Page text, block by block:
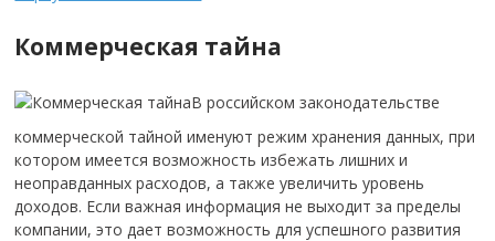
Коммерческая тайна
В российском законодательстве
коммерческой тайной именуют режим хранения данных, при
котором имеется возможность избежать лишних и
неоправданных расходов, а также увеличить уровень
доходов. Если важная информация не выходит за пределы
компании, это дает возможность для успешного развития